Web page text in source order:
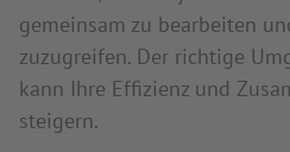
gemeinsam zu bearbeiten
zuzugreifen. Der richtige
kann Ihre Effizienz und
steigern.